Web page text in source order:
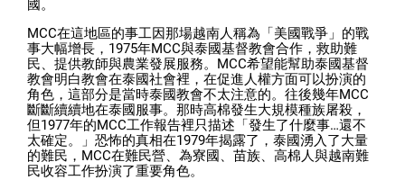
國。
MCC在這地區的事工因那場越南人稱為「美國戰爭」的戰
事大幅增長，1975年MCC與泰國基督教會合作，救助難
民、提供教師與農業發展服務。MCC希望能幫助泰國基督
教會明白教會在泰國社會裡，在促進人權方面可以扮演的
角色，這部分是當時泰國教會不太注意的。往後幾年MCC
斷斷續續地在泰國服事。那時高棉發生大規模種族屠殺，
但1977年的MCC工作報告裡只描述「發生了什麼事…還不
太確定。」恐怖的真相在1979年揭露了，泰國湧入了大量
的難民，MCC在難民營、為寮國、苗族、高棉人與越南難
民收容工作扮演了重要角色。